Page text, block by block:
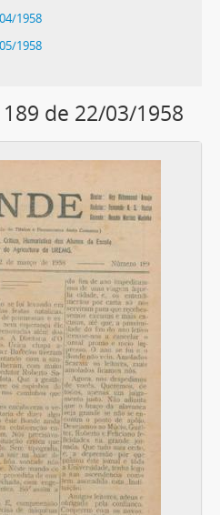
1958
1958
de 22/03/1958